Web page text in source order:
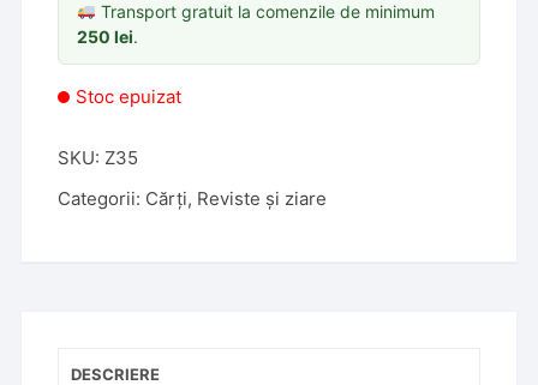
Transport gratuit la comenzile de minimum
250lei.
Stoc epuizat
SKU: Z35
Categorii: Cărți, Reviste și ziare
DESCRIERE